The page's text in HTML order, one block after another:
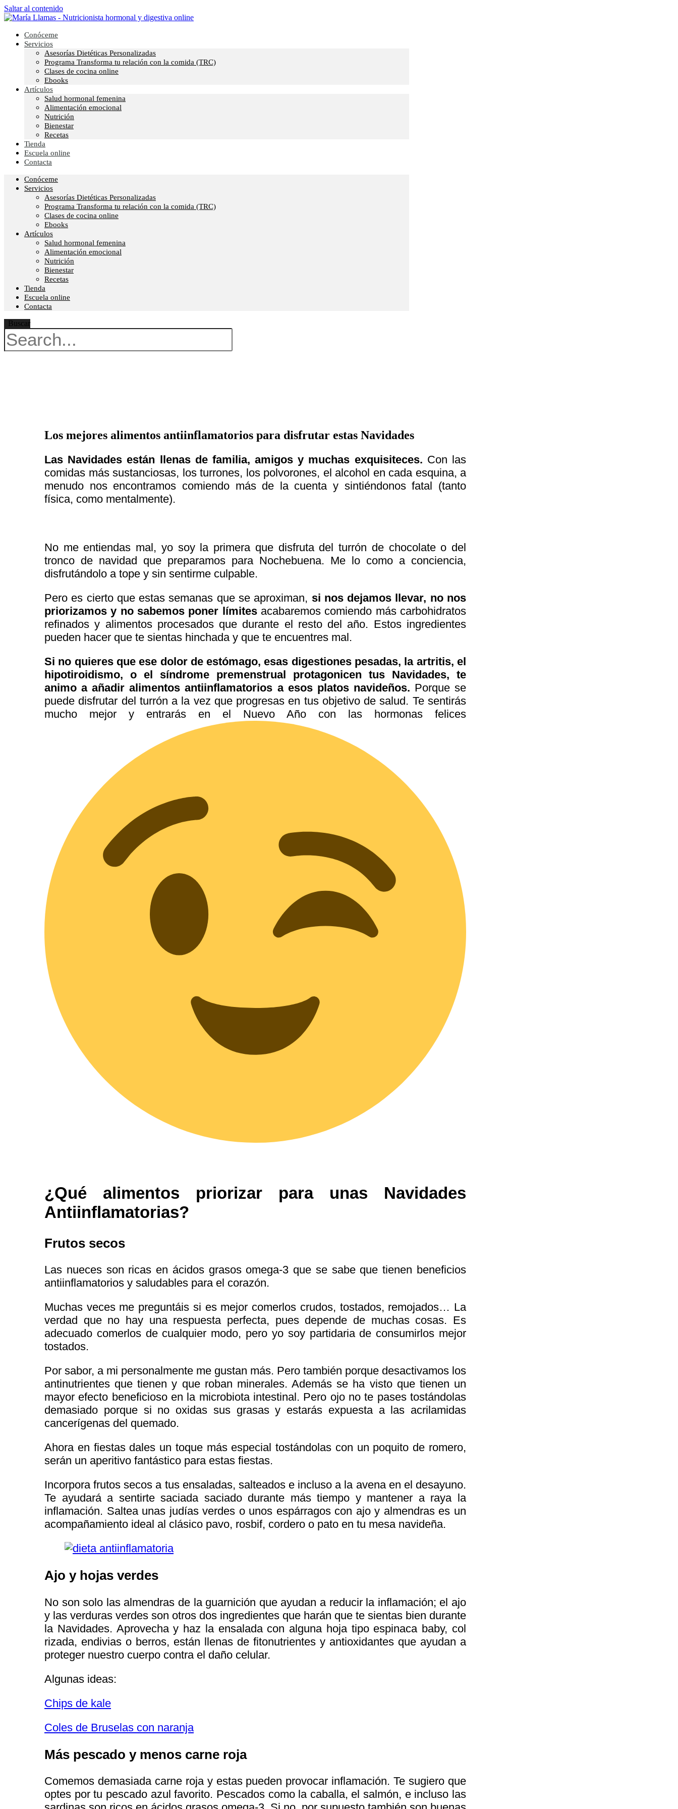
Saltar al contenido
Conóceme
Servicios
Asesorías Dietéticas Personalizadas
Programa Transforma tu relación con la comida (TRC)
Clases de cocina online
Ebooks
Artículos
Salud hormonal femenina
Alimentación emocional
Nutrición
Bienestar
Recetas
Tienda
Escuela online
Contacta
Conóceme
Servicios
Asesorías Dietéticas Personalizadas
Programa Transforma tu relación con la comida (TRC)
Clases de cocina online
Ebooks
Artículos
Salud hormonal femenina
Alimentación emocional
Nutrición
Bienestar
Recetas
Tienda
Escuela online
Contacta
Buscar
Los mejores alimentos antiinflamatorios para disfrutar estas Navidades
Las Navidades están llenas de familia, amigos y muchas exquisiteces. Con las
comidas más sustanciosas, los turrones, los polvorones, el alcohol en cada esquina, a
menudo nos encontramos comiendo más de la cuenta y sintiéndonos fatal (tanto
física, como mentalmente).
No me entiendas mal, yo soy la primera que disfruta del turrón de chocolate o del
tronco de navidad que preparamos para Nochebuena. Me lo como a conciencia,
disfrutándolo a tope y sin sentirme culpable.
Pero es cierto que estas semanas que se aproximan, si nos dejamos llevar, no nos
priorizamos y no sabemos poner límitesacabaremos comiendo más carbohidratos
refinados y alimentos procesados que durante el resto del año. Estos ingredientes
pueden hacer que te sientas hinchada y que te encuentres mal.
Si no quieres que ese dolor de estómago, esas digestiones pesadas, la artritis, el
hipotiroidismo, o el síndrome premenstrual protagonicen tus Navidades, te
animo a añadir alimentos antiinflamatorios a esos platos navideños. Porque se
puede disfrutar del turrón a la vez que progresas en tus objetivo de salud. Te sentirás
mucho mejor y entrarás en el Nuevo Año con las hormonas felices
¿Qué alimentos priorizar para unas Navidades
Antiinflamatorias?
Frutos secos
Las nueces son ricas en ácidos grasos omega-3 que se sabe que tienen beneficios
antiinflamatorios y saludables para el corazón.
Muchas veces me preguntáis si es mejor comerlos crudos, tostados, remojados… La
verdad que no hay una respuesta perfecta, pues depende de muchas cosas. Es
adecuado comerlos de cualquier modo, pero yo soy partidaria de consumirlos mejor
tostados.
Por sabor, a mi personalmente me gustan más. Pero también porque desactivamos los
antinutrientes que tienen y que roban minerales. Además se ha visto que tienen un
mayor efecto beneficioso en la microbiota intestinal. Pero ojo no te pases tostándolas
demasiado porque si no oxidas sus grasas y estarás expuesta a las acrilamidas
cancerígenas del quemado.
Ahora en fiestas dales un toque más especial tostándolas con un poquito de romero,
serán un aperitivo fantástico para estas fiestas.
Incorpora frutos secos a tus ensaladas, salteados e incluso a la avena en el desayuno.
Te ayudará a sentirte saciada saciado durante más tiempo y mantener a raya la
inflamación. Saltea unas judías verdes o unos espárragos con ajo y almendras es un
acompañamiento ideal al clásico pavo, rosbif, cordero o pato en tu mesa navideña.
Ajo y hojas verdes
No son solo las almendras de la guarnición que ayudan a reducir la inflamación; el ajo
y las verduras verdes son otros dos ingredientes que harán que te sientas bien durante
la Navidades. Aprovecha y haz la ensalada con alguna hoja tipo espinaca baby, col
rizada, endivias o berros, están llenas de fitonutrientes y antioxidantes que ayudan a
proteger nuestro cuerpo contra el daño celular.
Algunas ideas:
Chips de kale
Coles de Bruselas con naranja
Más pescado y menos carne roja
Comemos demasiada carne roja y estas pueden provocar inflamación. Te sugiero que
optes por tu pescado azul favorito. Pescados como la caballa, el salmón, e incluso las